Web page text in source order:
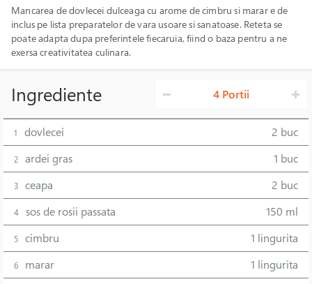
Mancarea de dovlecei dulceaga cu arome de cimbru si marar e de
inclus pe lista preparatelor de vara usoare si sanatoase. Reteta se
poate adapta dupa preferintele fiecaruia, fiind o baza pentru a ne
exersa creativitatea culinara.
Ingrediente 4 Portii
1 dovlecei 2 buc
2 ardei gras 1 buc
3 ceapa 2 buc
4 sos de rosii passata 150 ml
5 cimbru 1 lingurita
6 marar 1 lingurita